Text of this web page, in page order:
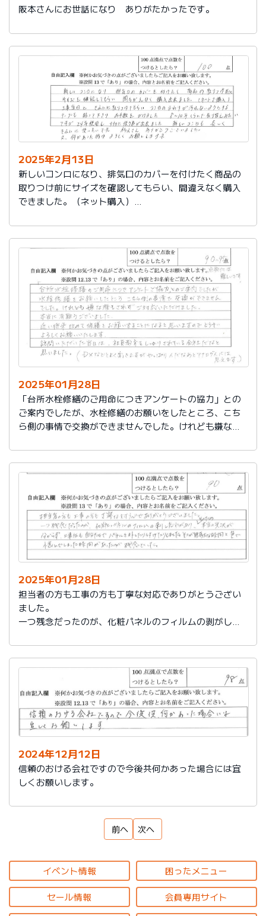
阪本さんにお世話になり ありがたかったです。
2025年2月13日
新しいコンロになり、排気口のカバーを付けたく商品の
取りつけ前にサイズを確認してもらい、間違えなく購入
できました。（ネット購入）
汚れないようにするテープも貼って下さりお手数をかけ
ました。
８～10年くらいで取り替えみたいですが、24年使用し大
切に使う事が出来ました。新しいコンロも長～くきれい
に使いたいです。杉山さん、ありがとうございました。
又、何かあった時はよろしくお願いしますネ
2025年01月28日
「台所水栓修繕のご用命につきアンケートの協力」との
ご案内でしたが、水栓修繕のお願いをしたところ、こち
ら側の事情で交換ができませんでした。けれども嫌な顔
本当に有難うございました。
近い将来、改めて修繕をお願いすることになると思いま
すので、どうぞよろしくお願いいたします。
訪問いただいた当日は、社員教育をしっかりされている
会社だなと思いました。（DXなどとよく聞きますが、や
っぱり人だなぁとアナログ人には思えます）
2025年01月28日
担当者の方も工事の方も丁寧な対応でありがとうござい
ました。
一つ残念だったのが、化粧パネルのフィルムの剥がし忘
分たちでパネルを外したり付けたりしました。そこが無
駄な時間と色で悩んでしまった時間があったのが残念で
2024年12月12日
信頼のおける会社ですので今後共何かあった場合には宜
しくお願いします。
前へ 次へ
イベント情報 困ったメニュー
セール情報 会員専用サイト